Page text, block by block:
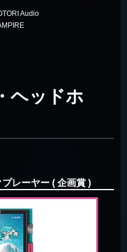
Audio
ヘッドホ
レーヤー ( 企画賞 )